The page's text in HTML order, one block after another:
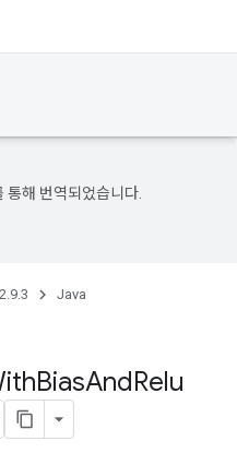
통해 번역되었습니다.
Java
BiasAndRelu